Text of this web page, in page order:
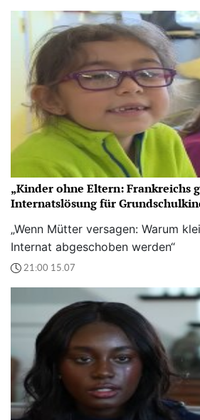
„Kinder ohne Eltern: Frankreichs
Internatslösung für
„Wenn Mütter versagen: Warum
Internat abgeschoben werden“
21:00 15.07